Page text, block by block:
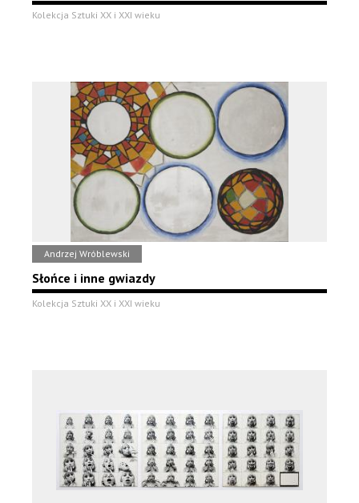
Kolekcja Sztuki XX i XXI wieku
Andrzej Wróblewski
Słońce i inne gwiazdy
Kolekcja Sztuki XX i XXI wieku